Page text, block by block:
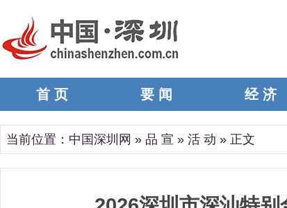
首 页 要 闻 经 济
当前位置： 中国深圳网 » 品 宣 » 活 动 » 正文